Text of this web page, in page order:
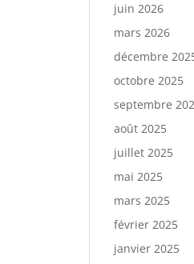
juin 2026
mars 2026
décembre
octobre 2025
septembre
août 2025
juillet 2025
mai 2025
mars 2025
février 2025
janvier 2025